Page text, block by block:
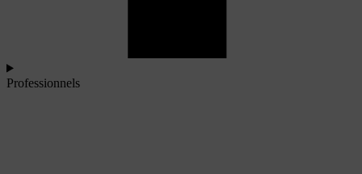
Professionnels